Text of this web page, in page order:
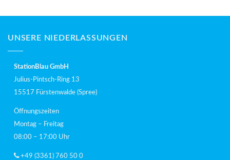
UNSERE NIEDERLASSUNGEN
StationBlau GmbH
Julius-Pintsch-Ring 13
15517 Fürstenwalde (Spree)
Öffnungszeiten
Montag – Freitag
08:00 – 17:00 Uhr
+49 (3361) 760 50 0